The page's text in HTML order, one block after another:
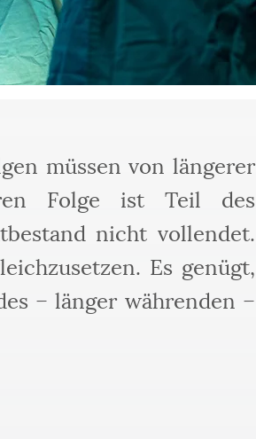
müssen von längerer
Folge ist Teil des
nicht vollendet.
Es genügt,
– länger währenden –